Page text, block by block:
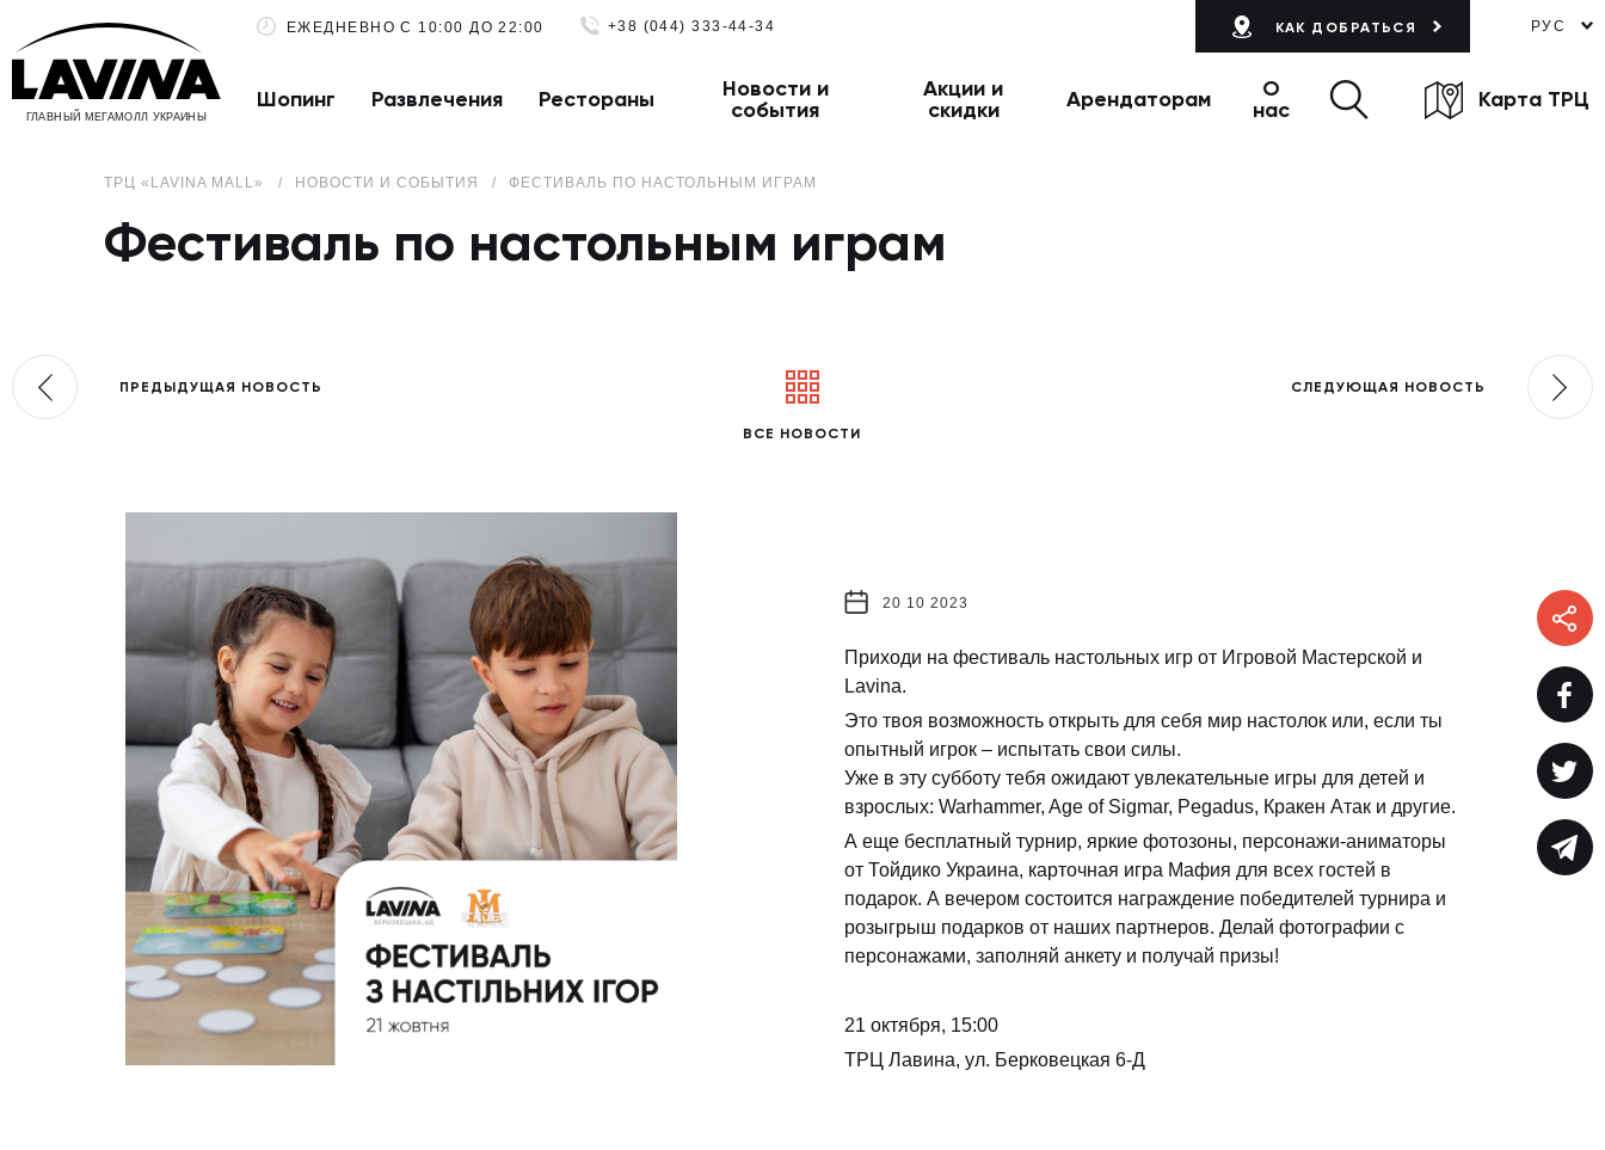
ГЛАВНЫЙ МЕГАМОЛЛ УКРАИНЫ
ЕЖЕДНЕВНО С 10:00 ДО 22:00 +38 (044) 333-44-34 КАК ДОБРАТЬСЯ РУС
Шопинг Развлечения Рестораны
Новости и
события
Акции и
скидки
Арендаторам
О
нас
Карта ТРЦ
ТРЦ «LAVINA MALL» НОВОСТИ И СОБЫТИЯ ФЕСТИВАЛЬ ПО НАСТОЛЬНЫМ ИГРАМ
Фестиваль по настольным играм
ПРЕДЫДУЩАЯ НОВОСТЬ
ВСЕ НОВОСТИ
СЛЕДУЮЩАЯ НОВОСТЬ
20 10 2023
Приходи на фестиваль настольных игр от Игровой Мастерской и
Lavina.
Это твоя возможность открыть для себя мир настолок или, если ты
опытный игрок – испытать свои силы.
Уже в эту субботу тебя ожидают увлекательные игры для детей и
взрослых: Warhammer, Age of Sigmar, Pegadus, Кракен Атак и другие.
А еще бесплатный турнир, яркие фотозоны, персонажи-аниматоры
от Тойдико Украина, карточная игра Мафия для всех гостей в
подарок. А вечером состоится награждение победителей турнира и
розыгрыш подарков от наших партнеров. Делай фотографии с
персонажами, заполняй анкету и получай призы!
21 октября, 15:00
ТРЦ Лавина, ул. Берковецкая 6-Д